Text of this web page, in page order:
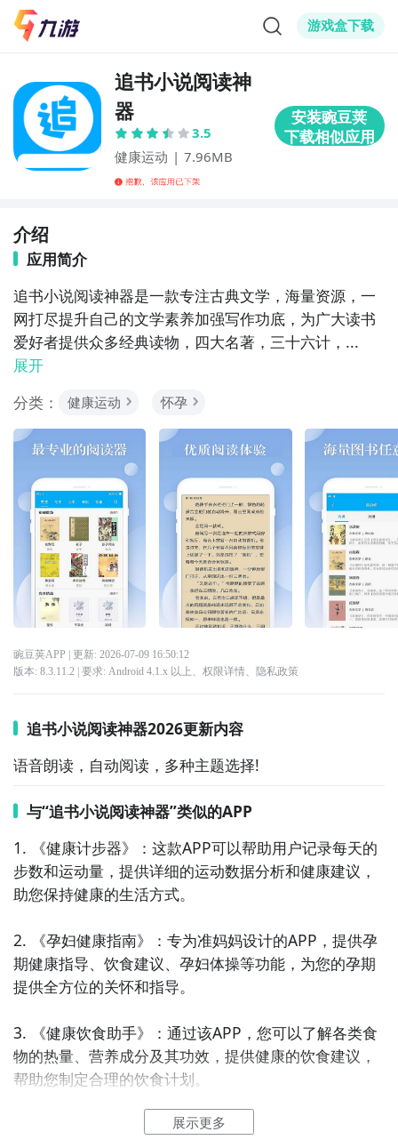
游戏盒下载
追书小说阅读神
器
3.5
健康运动 | 7.96MB
介绍
应用简介
追书小说阅读神器是一款专注古典文学，海量资源，一
网打尽提升自己的文学素养加强写作功底，为广大读书
爱好者提供众多经典读物，四大名著，三十六计，...
展开
分类：
健康运动 怀孕
豌豆荚APP | 更新: 2026-07-09 16:50:12
版本: 8.3.11.2| 要求: Android 4.1.x 以上、 权限详情、 隐私政策
追书小说阅读神器2026更新内容
语音朗读，自动阅读，多种主题选择!
与“追书小说阅读神器”类似的APP
1. 《健康计步器》：这款APP可以帮助用户记录每天的
步数和运动量，提供详细的运动数据分析和健康建议，
助您保持健康的生活方式。
2. 《孕妇健康指南》：专为准妈妈设计的APP，提供孕
期健康指导、饮食建议、孕妇体操等功能，为您的孕期
提供全方位的关怀和指导。
3. 《健康饮食助手》：通过该APP，您可以了解各类食
物的热量、营养成分及其功效，提供健康的饮食建议，
帮助您制定合理的饮食计划。
4. 《运动训练助手》：该APP提供各类运动训练方案和
展示更多